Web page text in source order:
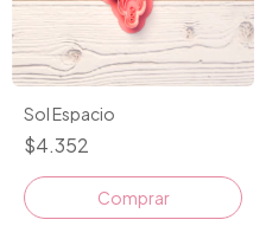
Sol Espacio
$4.352
Comprar